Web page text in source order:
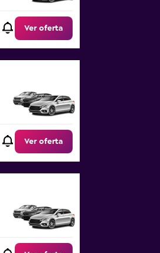
Ver oferta
Ver oferta